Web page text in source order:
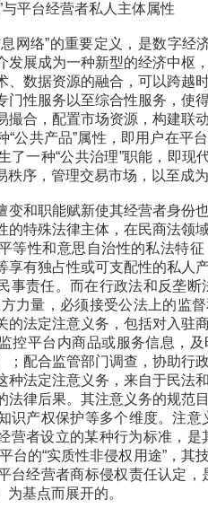
与平台经营者私人主体属性
网络”的重要定义，是数字经
发展成为一种新型的经济中枢
、数据资源的融合，可以跨越
门性服务以至综合性服务，使
撮合，配置市场资源，构建联
“公共产品”属性，即用户在平
了一种“公共治理”职能，即现
序，管理交易市场，以至成为
变和职能赋新使其经营者身份
的特殊法律主体，在民商法领
等性和意思自治性的私法特
享有独占性或可支配性的私人
事责任。而在行政法和反垄断
力量，必须接受公法上的监
的法定注意义务，包括对入驻
控平台内商品或服务信息，
；配合监管部门调查，协助行
种法定注意义务，来自于民法
法律后果。其注意义务的规范
识产权保护等多个维度。注意
营者设立的某种行为标准，是
台的“实质性非侵权用途”，其
台经营者商标侵权责任认定，
为基点而展开的。